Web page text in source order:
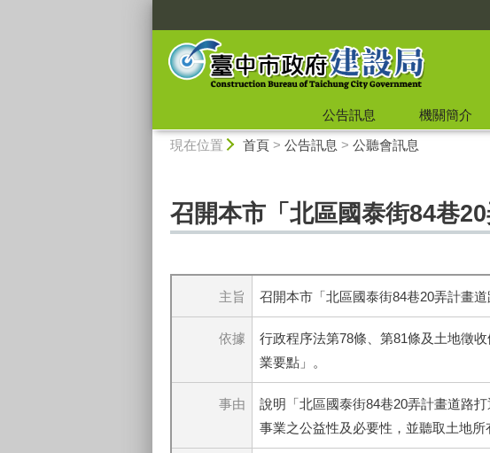
公告訊息 機關簡介
現在位置 首頁> 公告訊息 > 公聽會訊息
召開本市「北區國泰街84巷
主旨 召開本市「北區國泰街84巷20弄計畫
依據
行政程序法第78條、第81條及土地徵
業要點」。
事由
說明「北區國泰街84巷20弄計畫道路
事業之公益性及必要性，並聽取土地所